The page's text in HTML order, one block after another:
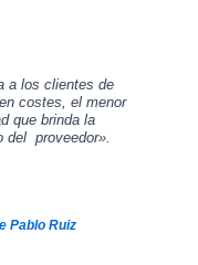
a los clientes de
costes, el menor
que brinda la
del proveedor».
Pablo Ruiz